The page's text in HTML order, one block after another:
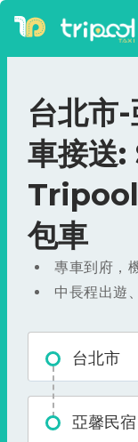
台北市
車接送
Tripool
包車
專車到府，
中長程出遊
台北市
亞馨民宿